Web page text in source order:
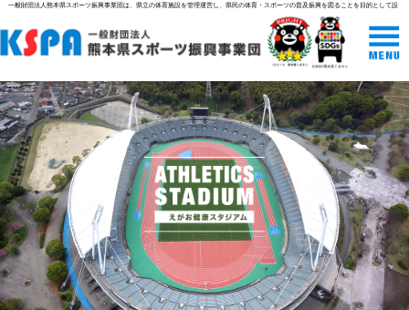
一般財団法人熊本県スポーツ振興事業団は、県立の体育施設を管理運営し、県民の体育・スポーツの普及振興を図ることを目的として設